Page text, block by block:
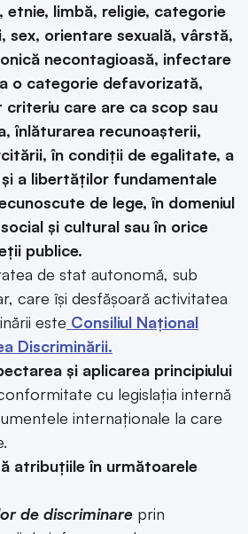
etnie, limbă, religie, categorie
sex, orientare sexuală, vârstă,
necontagioasă, infectare
o categorie defavorizată,
criteriu care are ca scop sau
înlăturarea recunoașterii,
în condiții de egalitate, a
a libertăților fundamentale
de lege, în domeniul
și cultural sau în orice
publice.
de stat autonomă, sub
care își desfășoară activitatea
este Consiliul Național
Discriminării.
și aplicarea principiului
cu legislația internă
internaționale la care
atribuțiile în următoarele
de discriminare prin